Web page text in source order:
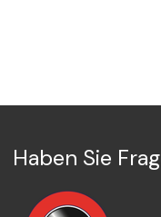
Haben Sie